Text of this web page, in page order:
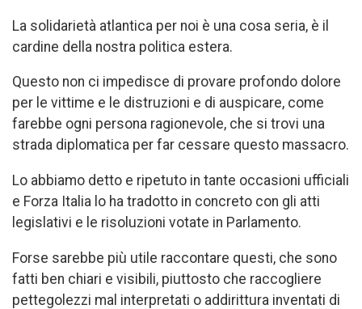
La solidarietà atlantica per noi è una cosa seria, è il
cardine della nostra politica estera.
Questo non ci impedisce di provare profondo dolore
per le vittime e le distruzioni e di auspicare, come
farebbe ogni persona ragionevole, che si trovi una
strada diplomatica per far cessare questo massacro.
Lo abbiamo detto e ripetuto in tante occasioni ufficiali
e Forza Italia lo ha tradotto in concreto con gli atti
legislativi e le risoluzioni votate in Parlamento.
Forse sarebbe più utile raccontare questi, che sono
fatti ben chiari e visibili, piuttosto che raccogliere
pettegolezzi mal interpretati o addirittura inventati di